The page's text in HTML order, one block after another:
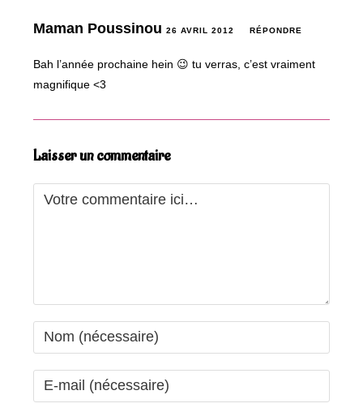
Maman Poussinou26 AVRIL 2012 RÉPONDRE
Bah l’année prochaine hein 😉 tu verras, c’est vraiment
magnifique <3
Laisser un commentaire
Comment
Enter
your
name
Enter
your